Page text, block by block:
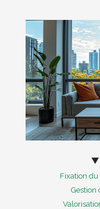
Fixation
Gestion